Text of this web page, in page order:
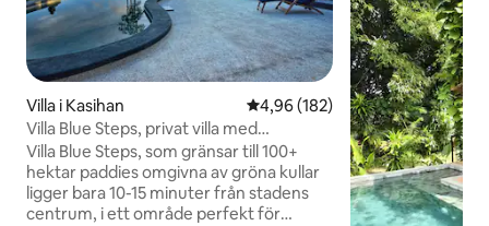
Villa i Kasihan 4,96 av 5 i genomsnittligt
4,96 (182)
Villa Blue Steps, privat villa med
fantastisk utsikt
Villa Blue Steps, som gränsar till 100+
hektar paddies omgivna av gröna kullar
ligger bara 10-15 minuter från stadens
centrum, i ett område perfekt för